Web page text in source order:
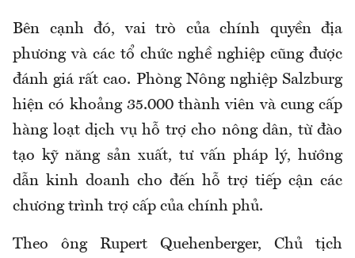
Bên cạnh đó, vai trò của chính quyền địa
phương và các tổ chức nghề nghiệp cũng được
đánh giá rất cao. Phòng Nông nghiệp Salzburg
hiện có khoảng 35.000 thành viên và cung cấp
hàng loạt dịch vụ hỗ trợ cho nông dân, từ đào
tạo kỹ năng sản xuất, tư vấn pháp lý, hướng
dẫn kinh doanh cho đến hỗ trợ tiếp cận các
chương trình trợ cấp của chính phủ.
Theo ông Rupert Quehenberger, Chủ tịch